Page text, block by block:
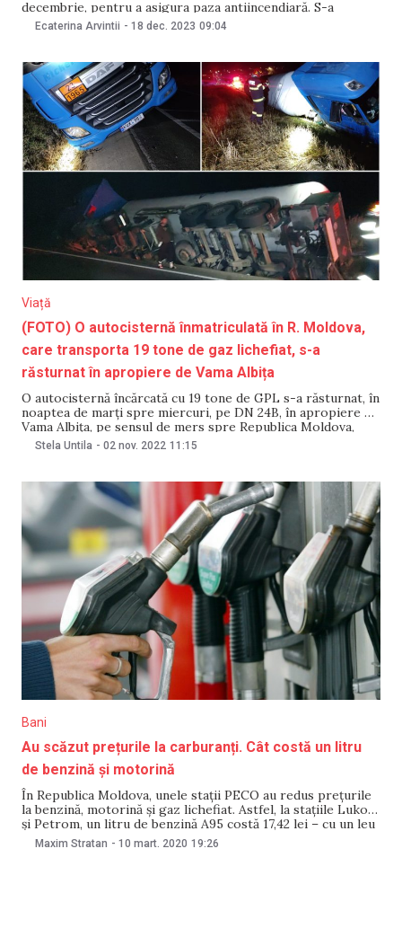
decembrie, pentru a asigura paza antiincendiară. S-a
întâmplat după ce a fost depistată o scurgere de gaz
Ecaterina Arvintii - 18 dec. 2023 09:04
Viață
(FOTO) O autocisternă înmatriculată în R. Moldova,
care transporta 19 tone de gaz lichefiat, s-a
răsturnat în apropiere de Vama Albița
O autocisternă încărcată cu 19 tone de GPL s-a răsturnat, în
noaptea de marţi spre miercuri, pe DN 24B, în apropiere de
Vama Albiţa, pe sensul de mers spre Republica Moldova,
transmite Agerpres. Potrivit reprezentanţilor
Stela Untila - 02 nov. 2022 11:15
Bani
Au scăzut prețurile la carburanți. Cât costă un litru
de benzină și motorină
În Republica Moldova, unele stații PECO au redus prețurile
la benzină, motorină și gaz lichefiat. Astfel, la stațiile Lukoil
și Petrom, un litru de benzină A95 costă 17,42 lei – cu un leu
mai ieftin decât înainte. La Bemol, un litru de benzină costă
Maxim Stratan - 10 mart. 2020 19:26